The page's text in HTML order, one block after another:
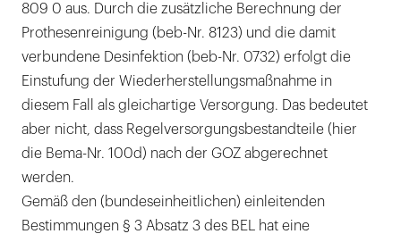
809 0 aus. Durch die zusätzliche Berechnung der
Prothesenreinigung (beb-Nr. 8123) und die damit
verbundene Desinfektion (beb-Nr. 0732) erfolgt die
Einstufung der Wiederherstellungsmaßnahme in
diesem Fall als gleichartige Versorgung. Das bedeutet
aber nicht, dass Regelversorgungsbestandteile (hier
die Bema-Nr. 100d) nach der GOZ abgerechnet
werden.
Gemäß den (bundeseinheitlichen) einleitenden
Bestimmungen § 3 Absatz 3 des BEL hat eine